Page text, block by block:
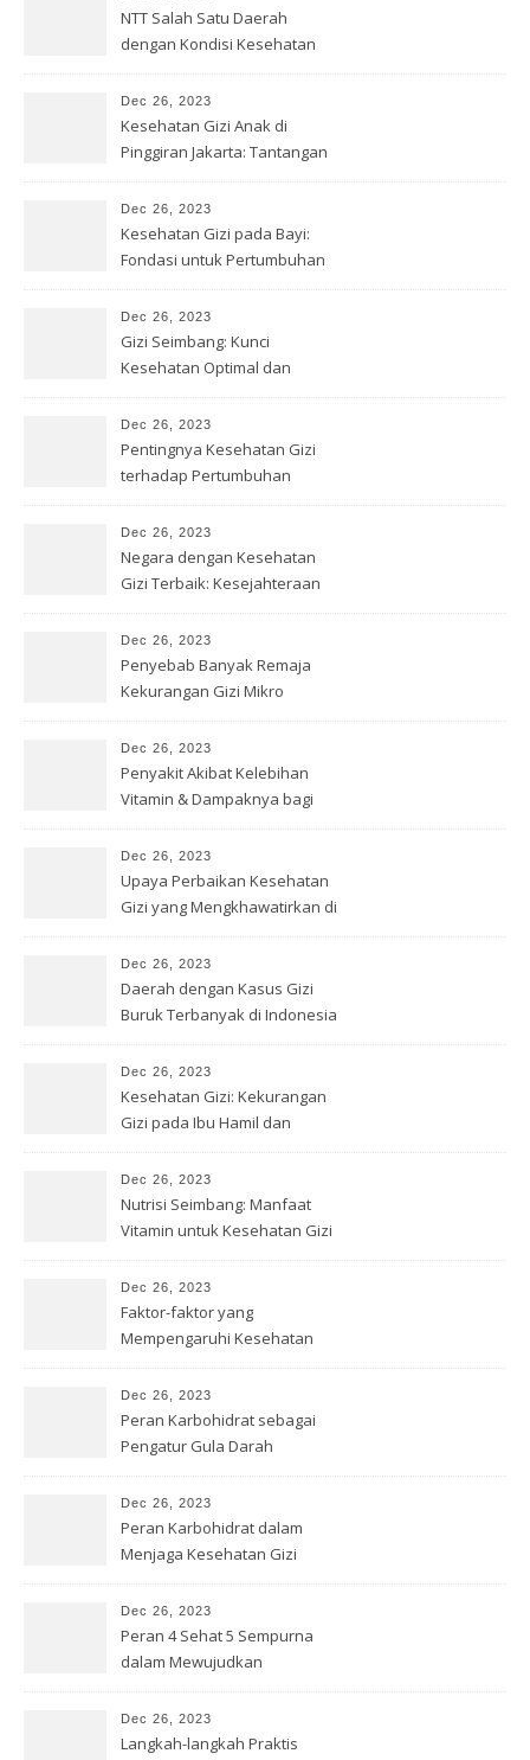
NTT Salah Satu Daerah
dengan Kondisi Kesehatan
Dec 26, 2023
Kesehatan Gizi Anak di
Pinggiran Jakarta: Tantangan
Dec 26, 2023
Kesehatan Gizi pada Bayi:
Fondasi untuk Pertumbuhan
Dec 26, 2023
Gizi Seimbang: Kunci
Kesehatan Optimal dan
Dec 26, 2023
Pentingnya Kesehatan Gizi
terhadap Pertumbuhan
Dec 26, 2023
Negara dengan Kesehatan
Gizi Terbaik: Kesejahteraan
Dec 26, 2023
Penyebab Banyak Remaja
Kekurangan Gizi Mikro
Dec 26, 2023
Penyakit Akibat Kelebihan
Vitamin & Dampaknya bagi
Dec 26, 2023
Upaya Perbaikan Kesehatan
Gizi yang Mengkhawatirkan di
Dec 26, 2023
Daerah dengan Kasus Gizi
Buruk Terbanyak di Indonesia
Dec 26, 2023
Kesehatan Gizi: Kekurangan
Gizi pada Ibu Hamil dan
Dec 26, 2023
Nutrisi Seimbang: Manfaat
Vitamin untuk Kesehatan Gizi
Dec 26, 2023
Faktor-faktor yang
Mempengaruhi Kesehatan
Dec 26, 2023
Peran Karbohidrat sebagai
Pengatur Gula Darah
Dec 26, 2023
Peran Karbohidrat dalam
Menjaga Kesehatan Gizi
Dec 26, 2023
Peran 4 Sehat 5 Sempurna
dalam Mewujudkan
Dec 26, 2023
Langkah-langkah Praktis